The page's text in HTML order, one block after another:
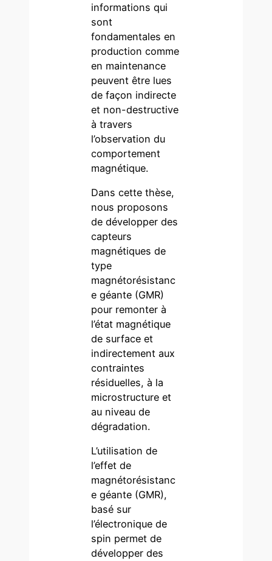
informations qui
sont
fondamentales en
production comme
en maintenance
peuvent être lues
de façon indirecte
et non-destructive
à travers
l’observation du
comportement
magnétique.
Dans cette thèse,
nous proposons
de développer des
capteurs
magnétiques de
type
magnétorésistanc
e géante (GMR)
pour remonter à
l’état magnétique
de surface et
indirectement aux
contraintes
résiduelles, à la
microstructure et
au niveau de
dégradation.
L’utilisation de
l’effet de
magnétorésistanc
e géante (GMR),
basé sur
l’électronique de
spin permet de
développer des